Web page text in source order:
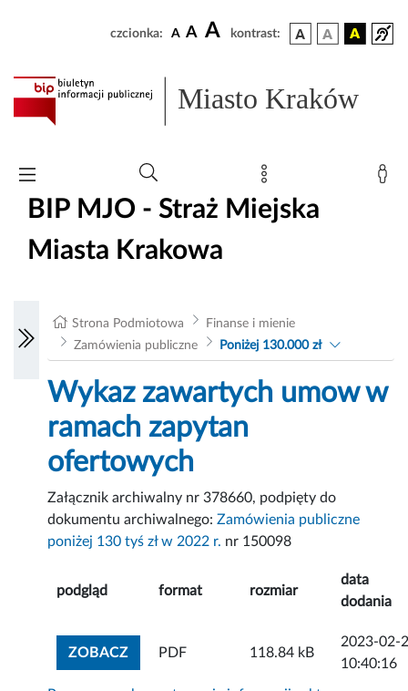
czcionka: A A A kontrast:
Miasto Kraków
BIP MJO - Straż Miejska
Miasta Krakowa
Strona Podmiotowa
Finanse i mienie
Zamówienia publiczne
Poniżej 130.000 zł
Wykaz zawartych umow w
ramach zapytan
ofertowych
Załącznik archiwalny nr 378660, podpięty do
dokumentu archiwalnego:Zamówienia publiczne
poniżej 130 tyś zł w 2022 r. nr 150098
podgląd format rozmiar
data
dodania
ZOBACZZOBACZ ZAŁĄCZNIK
PDF 118.84 kB
2023-02-
10:40:16